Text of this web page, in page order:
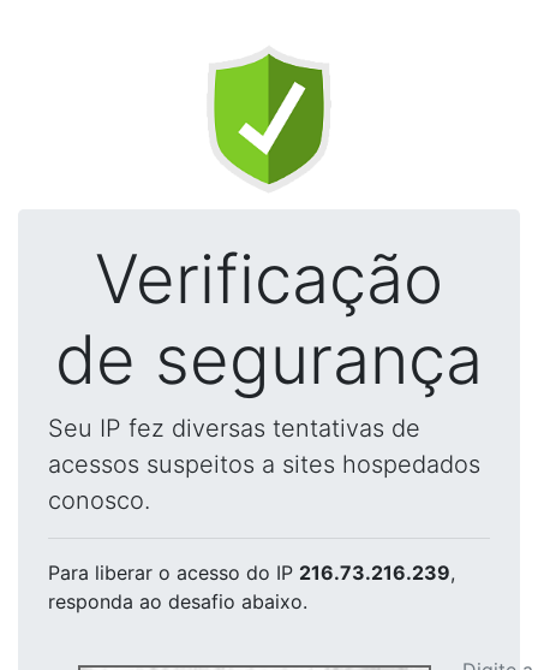
Verificação
de segurança
Seu IP fez diversas tentativas de
acessos suspeitos a sites hospedados
conosco.
Para liberar o acesso do IP 216.73.216.239,
responda ao desafio abaixo.